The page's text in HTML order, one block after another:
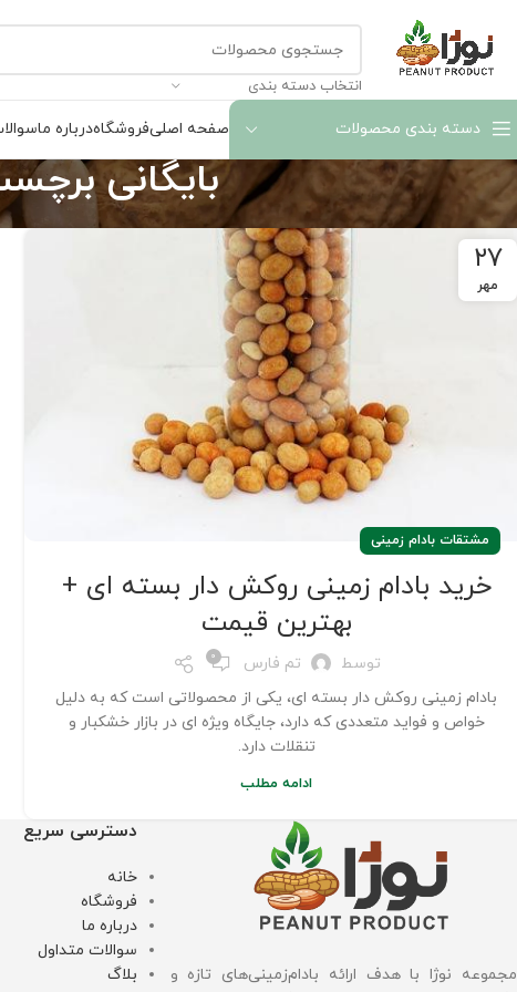
انتخاب دسته بندی
دسته بندی محصولات صفحه اصلیفروشگاهدرباره ما
بایگانی
۲۷
مهر
مشتقات بادام زمینی
خرید بادام زمینی روکش دار بسته ای +
بهترین قیمت
توسط تم فارس 0
بادام زمینی روکش دار بسته ای، یکی از محصولاتی است که به دلیل
خواص و فواید متعددی که دارد، جایگاه ویژه ای در بازار خشکبار و
تنقلات دارد.
ادامه مطلب
مجموعه نوژا با هدف ارائه بادام‌زمینی‌های تازه و
دسترسی سریع
خانه
فروشگاه
درباره ما
سوالات متداول
بلاگ